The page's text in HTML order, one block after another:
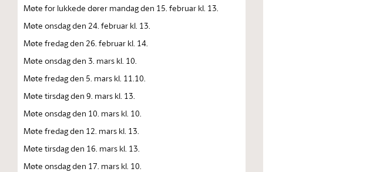
Møte for lukkede dører mandag den 15. februar kl. 13.
Møte onsdag den 24. februar kl. 13.
Møte fredag den 26. februar kl. 14.
Møte onsdag den 3. mars kl. 10.
Møte fredag den 5. mars kl. 11.10.
Møte tirsdag den 9. mars kl. 13.
Møte onsdag den 10. mars kl. 10.
Møte fredag den 12. mars kl. 13.
Møte tirsdag den 16. mars kl. 13.
Møte onsdag den 17. mars kl. 10.